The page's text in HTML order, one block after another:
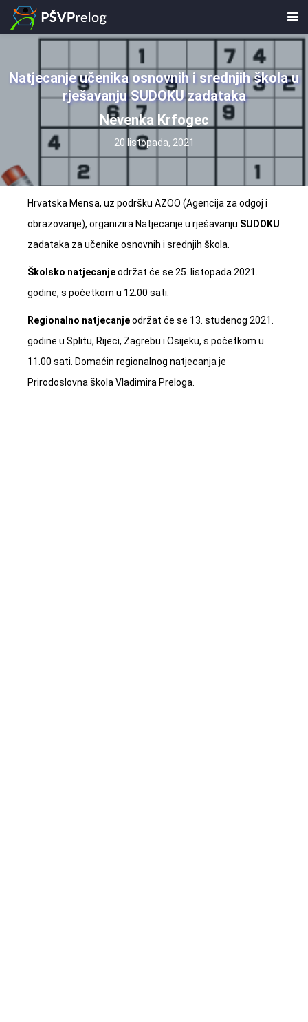
Natjecanje učenika osnovnih i srednjih škola u
rješavanju SUDOKU zadataka
Nevenka Krfogec
20 listopada, 2021
Hrvatska Mensa, uz podršku AZOO (Agencija za odgoj i
obrazovanje), organizira Natjecanje u rješavanju SUDOKU
zadataka za učenike osnovnih i srednjih škola.
Školsko natjecanjeodržat će se 25. listopada 2021.
godine, s početkom u 12.00 sati.
Regionalno natjecanjeodržat će se 13. studenog 2021.
godine u Splitu, Rijeci, Zagrebu i Osijeku, s početkom u
11.00 sati. Domaćin regionalnog natjecanja je
Prirodoslovna škola Vladimira Preloga.